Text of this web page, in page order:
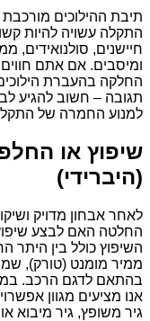
תיבת ההילוכים מורכבת
התקלה עשויה להיות
חיישנים, סולנואידים,
ומיסבים. אם אתם
החלקה בהעברת
תגובה – חשוב להגיע
למנוע החמרה של
שיפוץ או
(היברידי)
לאחר אבחון מדויק
החלטה האם לבצע
השיפוץ כולל בין היתר
ממיר מומנט (טורק),
בהתאם לדגם הרכב.
אנו מציעים מגוון
גיר משופץ, גיר מיבוא